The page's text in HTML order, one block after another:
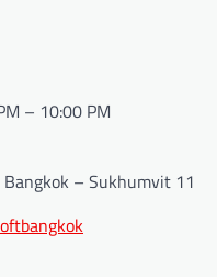
– 10:00 PM
– Sukhumvit 11